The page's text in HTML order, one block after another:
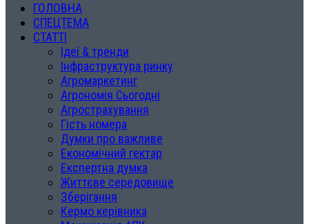
ГОЛОВНА
СПЕЦТЕМА
СТАТТІ
Ідеї & тренди
Інфраструктура ринку
Агромаркетинг
Агрономія Сьогодні
Агрострахування
Гість номера
Думки про важливе
Економічний гектар
Експертна думка
Життєве середовище
Зберігання
Кермо керівника